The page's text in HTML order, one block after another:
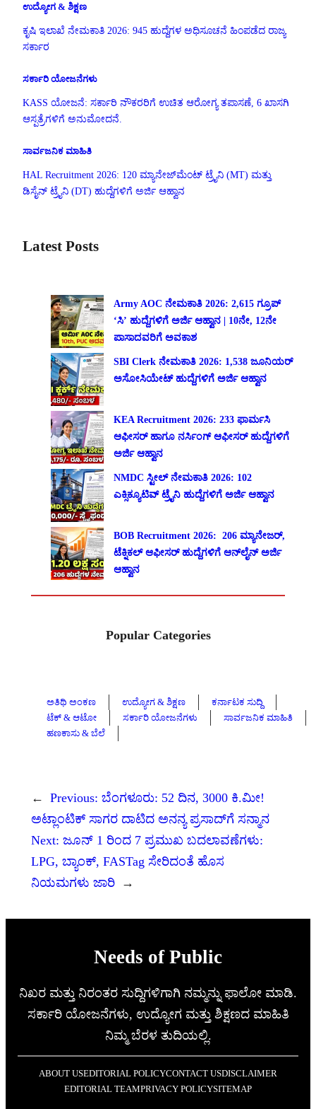
ಉದ್ಯೋಗ & ಶಿಕ್ಷಣ
ಕೃಷಿ ಇಲಾಖೆ ನೇಮಕಾತಿ 2026: 945 ಹುದ್ದೆಗಳ ಅಧಿಸೂಚನೆ ಹಿಂಪಡೆದ ರಾಜ್ಯ
ಸರ್ಕಾರ
ಸರ್ಕಾರಿ ಯೋಜನೆಗಳು
KASS ಯೋಜನೆ: ಸರ್ಕಾರಿ ನೌಕರರಿಗೆ ಉಚಿತ ಆರೋಗ್ಯ ತಪಾಸಣೆ, 6 ಖಾಸಗಿ
ಆಸ್ಪತ್ರೆಗಳಿಗೆ ಅನುಮೋದನೆ.
ಸಾರ್ವಜನಿಕ ಮಾಹಿತಿ
HAL Recruitment 2026: 120 ಮ್ಯಾನೇಜ್‌ಮೆಂಟ್ ಟ್ರೈನಿ (MT) ಮತ್ತು
ಡಿಸೈನ್ ಟ್ರೈನಿ (DT) ಹುದ್ದೆಗಳಿಗೆ ಅರ್ಜಿ ಆಹ್ವಾನ
Latest Posts
Army AOC ನೇಮಕಾತಿ 2026: 2,615 ಗ್ರೂಪ್
‘ಸಿ’ ಹುದ್ದೆಗಳಿಗೆ ಅರ್ಜಿ ಆಹ್ವಾನ | 10ನೇ, 12ನೇ
ಪಾಸಾದವರಿಗೆ ಅವಕಾಶ
SBI Clerk ನೇಮಕಾತಿ 2026: 1,538 ಜೂನಿಯರ್
ಅಸೋಸಿಯೇಟ್ ಹುದ್ದೆಗಳಿಗೆ ಅರ್ಜಿ ಆಹ್ವಾನ
KEA Recruitment 2026: 233 ಫಾರ್ಮಸಿ
ಆಫೀಸರ್ ಹಾಗೂ ನರ್ಸಿಂಗ್ ಆಫೀಸರ್ ಹುದ್ದೆಗಳಿಗೆ
ಅರ್ಜಿ ಆಹ್ವಾನ
NMDC ಸ್ಟೀಲ್ ನೇಮಕಾತಿ 2026: 102
ಎಕ್ಸಿಕ್ಯೂಟಿವ್ ಟ್ರೈನಿ ಹುದ್ದೆಗಳಿಗೆ ಅರ್ಜಿ ಆಹ್ವಾನ
BOB Recruitment 2026: 206 ಮ್ಯಾನೇಜರ್,
ಟೆಕ್ನಿಕಲ್ ಆಫೀಸರ್ ಹುದ್ದೆಗಳಿಗೆ ಆನ್‌ಲೈನ್ ಅರ್ಜಿ
ಆಹ್ವಾನ
Popular Categories
ಅತಿಥಿ ಅಂಕಣ ಉದ್ಯೋಗ & ಶಿಕ್ಷಣ
ಕರ್ನಾಟಕ ಸುದ್ದಿ
ಟೆಕ್ & ಆಟೋ
ಸರ್ಕಾರಿ ಯೋಜನೆಗಳು
ಸಾರ್ವಜನಿಕ ಮಾಹಿತಿ
ಹಣಕಾಸು & ಬೆಲೆ
← Previous: ಬೆಂಗಳೂರು: 52 ದಿನ, 3000 ಕಿ.ಮೀ!
ಅಟ್ಲಾಂಟಿಕ್ ಸಾಗರ ದಾಟಿದ ಅನನ್ಯ ಪ್ರಸಾದ್‌ಗೆ ಸನ್ಮಾನ
Next: ಜೂನ್ 1 ರಿಂದ 7 ಪ್ರಮುಖ ಬದಲಾವಣೆಗಳು:
LPG, ಬ್ಯಾಂಕ್, FASTag ಸೇರಿದಂತೆ ಹೊಸ
ನಿಯಮಗಳು ಜಾರಿ →
Needs of Public
ನಿಖರ ಮತ್ತು ನಿರಂತರ ಸುದ್ದಿಗಳಿಗಾಗಿ ನಮ್ಮನ್ನು ಫಾಲೋ ಮಾಡಿ.
ಸರ್ಕಾರಿ ಯೋಜನೆಗಳು, ಉದ್ಯೋಗ ಮತ್ತು ಶಿಕ್ಷಣದ ಮಾಹಿತಿ
ನಿಮ್ಮ ಬೆರಳ ತುದಿಯಲ್ಲಿ.
ABOUT USEDITORIAL POLICYCONTACT USDISCLAIMER
EDITORIAL TEAMPRIVACY POLICYSITEMAP